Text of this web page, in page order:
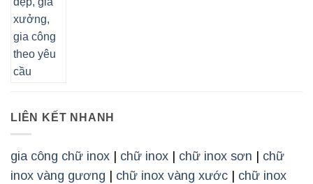
LIÊN KẾT NHANH
gia công chữ inox chữ inox chữ inox sơn
chữ
inox vàng gương
chữ inox vàng xước
chữ inox